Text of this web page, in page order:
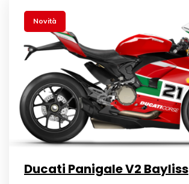
Novità
Ducati Panigale V2 Bayliss